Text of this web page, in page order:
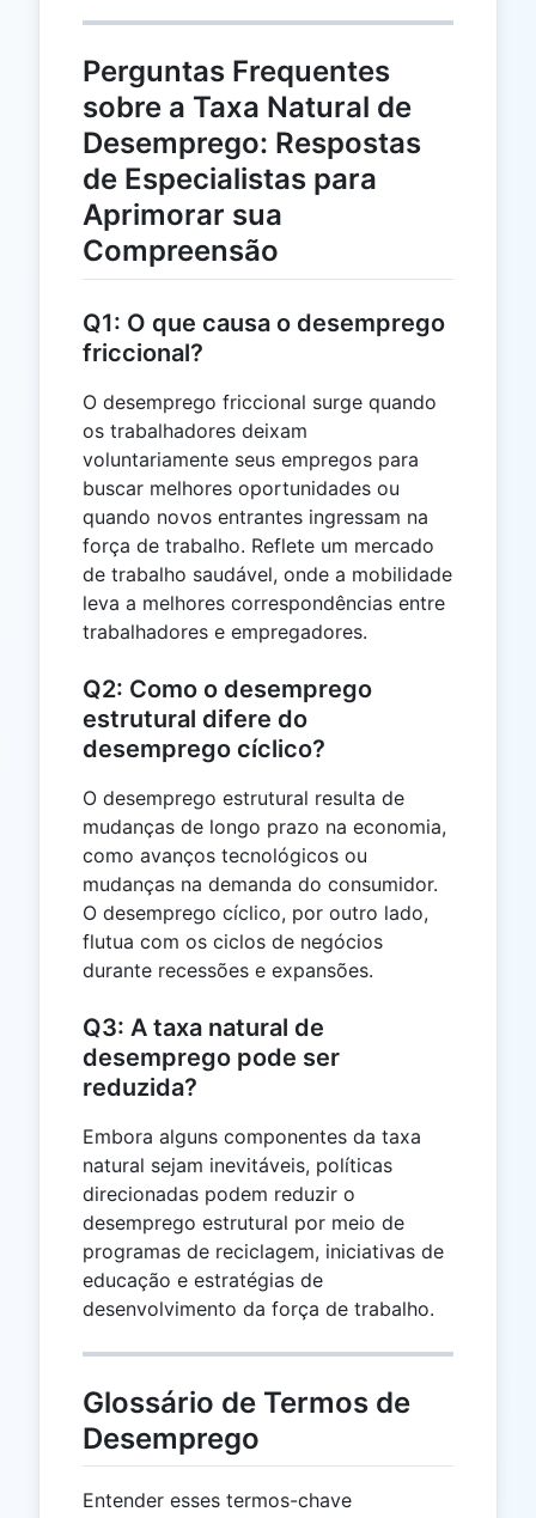
Perguntas Frequentes
sobre a Taxa Natural de
Desemprego: Respostas
de Especialistas para
Aprimorar sua
Compreensão
Q1: O que causa o desemprego
friccional?
O desemprego friccional surge quando
os trabalhadores deixam
voluntariamente seus empregos para
buscar melhores oportunidades ou
quando novos entrantes ingressam na
força de trabalho. Reflete um mercado
de trabalho saudável, onde a mobilidade
leva a melhores correspondências entre
trabalhadores e empregadores.
Q2: Como o desemprego
estrutural difere do
desemprego cíclico?
O desemprego estrutural resulta de
mudanças de longo prazo na economia,
como avanços tecnológicos ou
mudanças na demanda do consumidor.
O desemprego cíclico, por outro lado,
flutua com os ciclos de negócios
durante recessões e expansões.
Q3: A taxa natural de
desemprego pode ser
reduzida?
Embora alguns componentes da taxa
natural sejam inevitáveis, políticas
direcionadas podem reduzir o
desemprego estrutural por meio de
programas de reciclagem, iniciativas de
educação e estratégias de
desenvolvimento da força de trabalho.
Glossário de Termos de
Desemprego
Entender esses termos-chave